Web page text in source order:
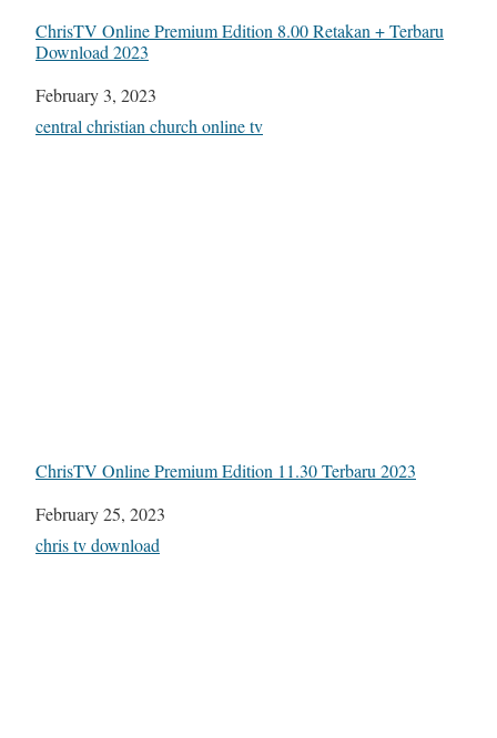
ChrisTV Online Premium Edition 8.00 Retakan + Terbaru
Download 2023
Date
February 3, 2023
In relation to
central christian church online tv
ChrisTV Online Premium Edition 11.30 Terbaru 2023
Date
February 25, 2023
In relation to
chris tv download